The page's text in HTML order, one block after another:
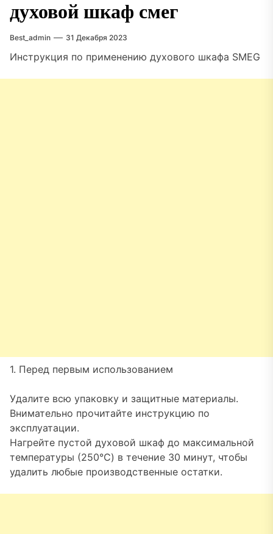
духовой шкаф смег
Best_admin 31 Декабря 2023
Инструкция по применению духового шкафа SMEG
1. Перед первым использованием
Удалите всю упаковку и защитные материалы.
Внимательно прочитайте инструкцию по
эксплуатации.
Нагрейте пустой духовой шкаф до максимальной
температуры (250°C) в течение 30 минут, чтобы
удалить любые производственные остатки.